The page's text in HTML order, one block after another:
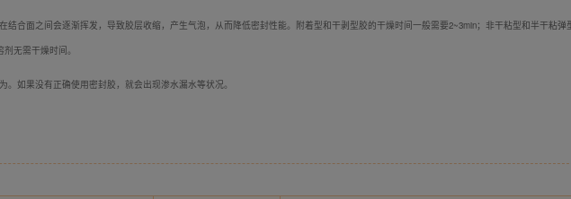
结合面之间会逐渐挥发，导致胶层收缩，产生气泡，从而降低密封性能。附着型和干剥型胶的干燥时间一般需要2~3min；非干粘型和半干粘弹
无需干燥时间。
如果没有正确使用密封胶，就会出现渗水漏水等状况。